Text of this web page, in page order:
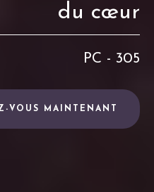
du cœur
PC - 305
VOUS MAINTENANT